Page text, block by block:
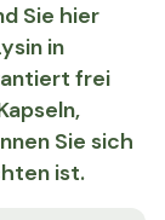
Sie hier
in
frei
Sie sich
ist.